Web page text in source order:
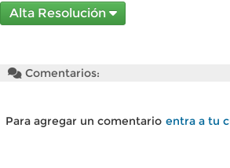
Alta Resolución
Comentarios:
Para agregar un comentario entra a tu